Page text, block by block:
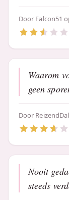
Door Falcon51
Waarom
geen
Door
Nooit
steeds